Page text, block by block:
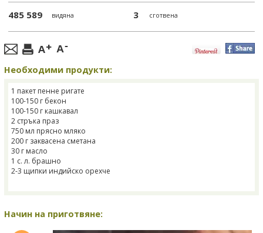
485 589 видяна 3 сготвена
Необходими продукти:
1 пакет пенне ригате
100-150 г бекон
100-150 г кашкавал
2 стръка праз
750 мл прясно мляко
200 г заквасена сметана
30 г масло
1 с. л. брашно
2-3 щипки индийско орехче
Начин на приготвяне: